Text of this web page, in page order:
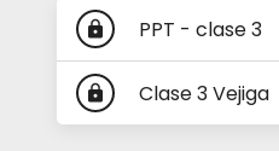
lock PPT - clase 3
lock Clase 3 Vejiga